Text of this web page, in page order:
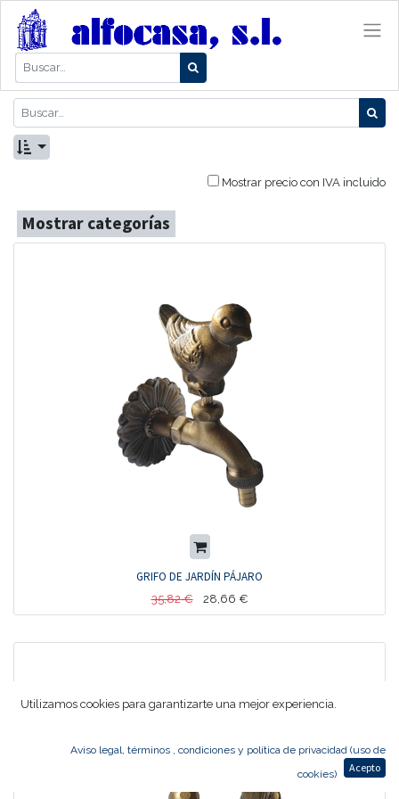
Mostrar precio con IVA incluido
Mostrar categorías
GRIFO DE JARDÍN PÁJARO
35,82€ 28,66 €
Utilizamos cookies para garantizarte una mejor experiencia.
Aviso legal, términos , condiciones y política de privacidad (uso de
cookies)
Acepto